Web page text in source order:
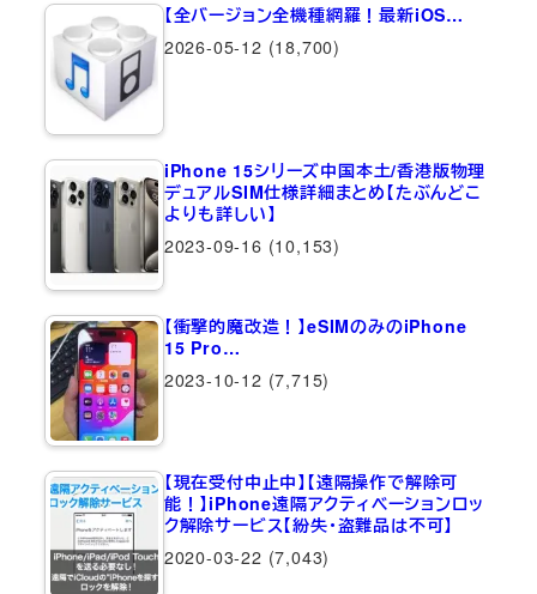
【全バージョン全機種網羅！最新iOS…
2026-05-12 (18,700)
iPhone 15シリーズ中国本土/香港版物理
デュアルSIM仕様詳細まとめ【たぶんどこ
よりも詳しい】
2023-09-16 (10,153)
【衝撃的魔改造！】eSIMのみのiPhone
15 Pro…
2023-10-12 (7,715)
【現在受付中止中】【遠隔操作で解除可
能！】iPhone遠隔アクティベーションロッ
ク解除サービス【紛失・盗難品は不可】
2020-03-22 (7,043)